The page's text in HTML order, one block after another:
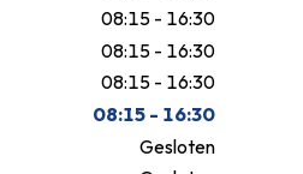
08:15 - 16:30
08:15 - 16:30
08:15 - 16:30
08:15 - 16:30
Gesloten